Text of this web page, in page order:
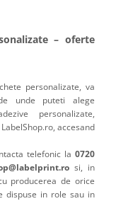
– oferte
personalizate, va
unde puteti alege
personalizate,
accesand
telefonic la 0720
si, in
producerea de orice
dispuse in role sau in